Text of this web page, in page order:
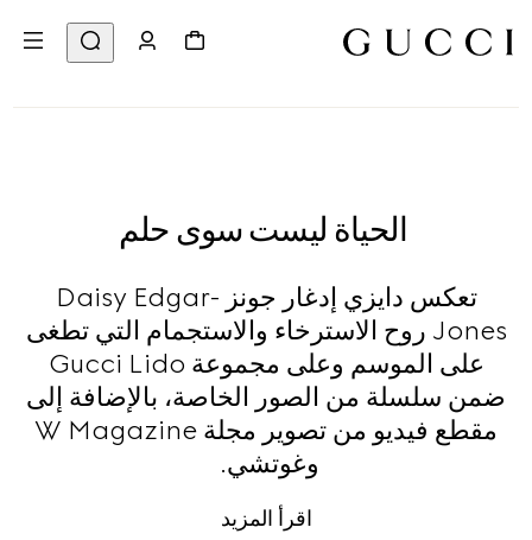
الحياة ليست سوى حلم
تعكس دايزي إدغار جونز Daisy Edgar-
Jones روح الاسترخاء والاستجمام التي تطغى
على الموسم وعلى مجموعة Gucci Lido
ضمن سلسلة من الصور الخاصة، بالإضافة إلى
مقطع فيديو من تصوير مجلة W Magazine
وغوتشي.
اقرأ المزيد